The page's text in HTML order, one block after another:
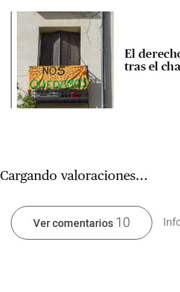
El
tras el
Cargando valoraciones...
Ver comentarios 10